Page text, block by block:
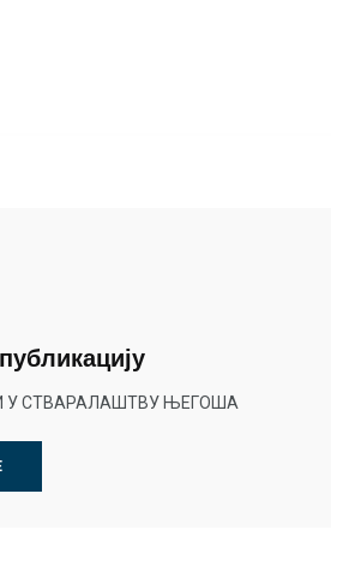
У СТВАРАЛАШТВУ ЊЕГОША